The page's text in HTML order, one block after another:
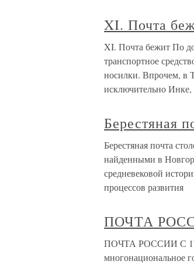
XI. Почта
XI. Почта бежит По
транспортное
носилки. Впрочем, в
исключительно Инке,
Берестяная
Берестяная почта
найденными в
средневековой
процессов развития
ПОЧТА
ПОЧТА РОССИИ С
многонациональное